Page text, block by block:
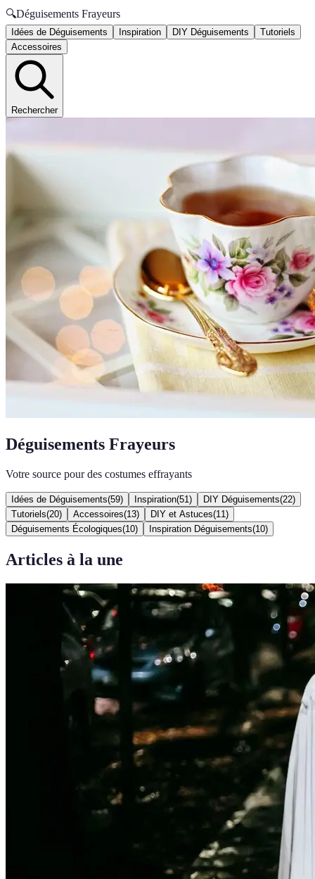
🔍Déguisements Frayeurs
Idées de Déguisements Inspiration DIY Déguisements
Tutoriels
Accessoires
Rechercher
Déguisements Frayeurs
Votre source pour des costumes effrayants
Idées de Déguisements(59) Inspiration(51 ) DIY Déguisements(22)
Tutoriels(20) Accessoires(13) DIY et Astuces(11 )
Déguisements Écologiques(10) Inspiration Déguisements(10)
Articles à la une